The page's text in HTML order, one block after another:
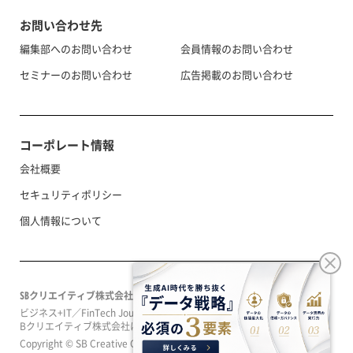
お問い合わせ先
編集部へのお問い合わせ
セミナーのお問い合わせ
会員情報のお問い合わせ
広告掲載のお問い合わせ
コーポレート情報
会社概要
セキュリティポリシー
個人情報について
SBクリエイティブ株式会社
ビジネス+IT／FinTech Journal／SeizoTrendはソフトバンクグループのS
Bクリエイティブ株式会社によって運営されています。
Copyright © SB Creative Corp. All rights reserved.